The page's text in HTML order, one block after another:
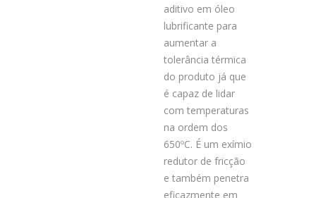
aditivo em óleo
lubrificante para
aumentar a
tolerância térmica
do produto já que
é capaz de lidar
com temperaturas
na ordem dos
650ºC. É um exímio
redutor de fricção
e também penetra
eficazmente em